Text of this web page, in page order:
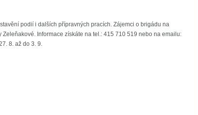
podií i dalších přípravných pracích. Zájemci o brigádu na
Informace získáte na tel.: 415 710 519 nebo na emailu:
8. až do 3. 9.